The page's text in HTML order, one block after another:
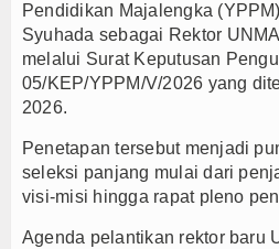
SIAL Food &
Kapolres
Munjirin Panen
Interupsi PDIP
Bupati
Pendidikan Majalengka
Syuhada sebagai Rektor
melalui Surat Keputusan
05/KEP/YPPM/V/2026 yang
2026.
Penetapan tersebut menjadi
seleksi panjang mulai dari
visi-misi hingga rapat pleno
Agenda pelantikan rektor baru